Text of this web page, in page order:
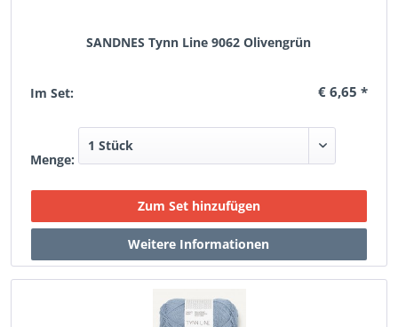
SANDNES Tynn Line 9062 Olivengrün
Im Set: € 6,65 *
Menge: